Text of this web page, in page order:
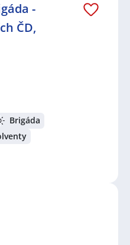
-
ČD,
Brigáda